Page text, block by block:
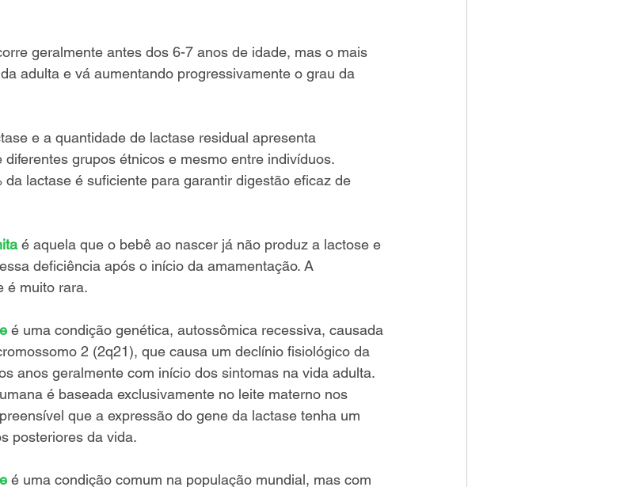
geralmente antes dos 6-7 anos de idade, mas o mais
adulta e vá aumentando progressivamente o grau da
e a quantidade de lactase residual apresenta
grupos étnicos e mesmo entre indivíduos.
lactase é suficiente para garantir digestão eficaz de
é aquela que o bebê ao nascer já não produz a lactose e
deficiência após o início da amamentação. A
é muito rara.
é uma condição genética, autossômica recessiva, causada
2 (2q21), que causa um declínio fisiológico da
anos geralmente com início dos sintomas na vida adulta.
é baseada exclusivamente no leite materno nos
que a expressão do gene da lactase tenha um
posteriores da vida.
é uma condição comum na população mundial, mas com